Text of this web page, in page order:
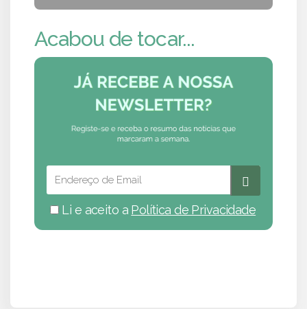
Acabou de tocar...
Li e aceito a Política de Privacidade